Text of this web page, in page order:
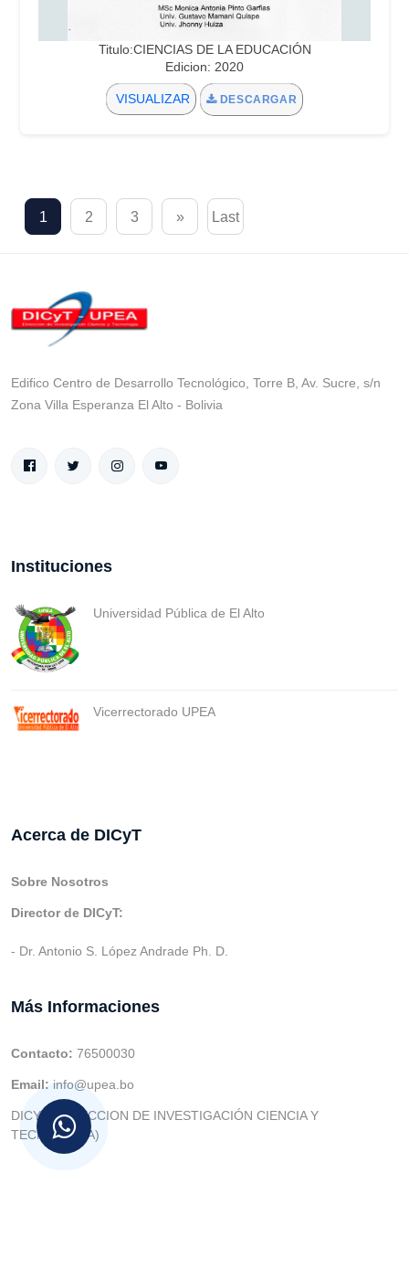
Titulo:CIENCIAS DE LA EDUCACIÓN
Edicion: 2020
VISUALIZAR DESCARGAR
1 2 3 » Last
Edifico Centro de Desarrollo Tecnológico, Torre B, Av. Sucre, s/n
Zona Villa Esperanza El Alto - Bolivia
Instituciones
Universidad Pública de El Alto
Vicerrectorado UPEA
Acerca de DICyT
Sobre Nosotros
Director de DICyT:
- Dr. Antonio S. López Andrade Ph. D.
Más Informaciones
Contacto: 76500030
Email: info@upea.bo
DICYT (DIRECCION DE INVESTIGACIÓN CIENCIA Y
TECNOLOGIA)